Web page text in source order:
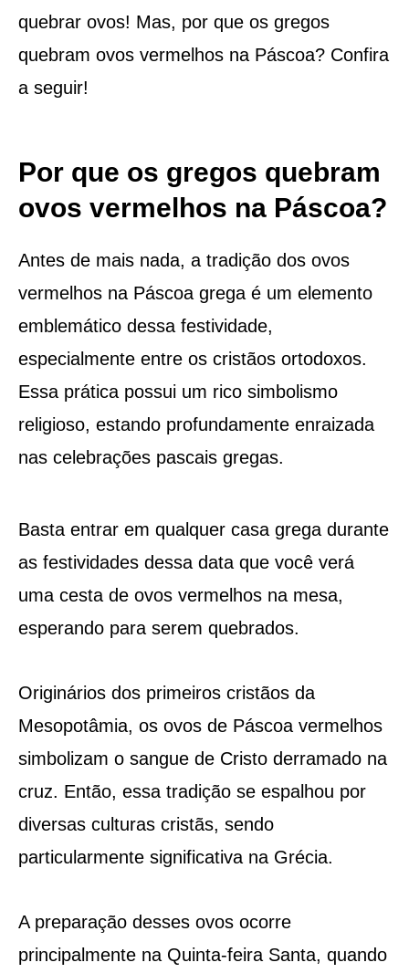
quebrar ovos! Mas, por que os gregos
quebram ovos vermelhos na Páscoa? Confira
a seguir!
Por que os gregos quebram
ovos vermelhos na Páscoa?
Antes de mais nada, a tradição dos ovos
vermelhos na Páscoa grega é um elemento
emblemático dessa festividade,
especialmente entre os cristãos ortodoxos.
Essa prática possui um rico simbolismo
religioso, estando profundamente enraizada
nas celebrações pascais gregas.
Basta entrar em qualquer casa grega durante
as festividades dessa data que você verá
uma cesta de ovos vermelhos na mesa,
esperando para serem quebrados.
Originários dos primeiros cristãos da
Mesopotâmia, os ovos de Páscoa vermelhos
simbolizam o sangue de Cristo derramado na
cruz. Então, essa tradição se espalhou por
diversas culturas cristãs, sendo
particularmente significativa na Grécia​​​​.
A preparação desses ovos ocorre
principalmente na Quinta-feira Santa, quando